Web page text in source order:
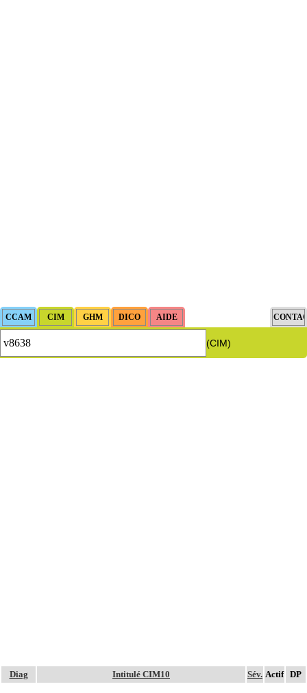
(CIM)
Diag Intitulé CIM10 Sév. Actif DP